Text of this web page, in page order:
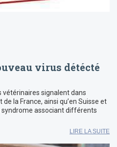
virus détécté
vétérinaires signalent dans
la France, ainsi qu’en Suisse et
syndrome associant différents
LIRE LA SUITE